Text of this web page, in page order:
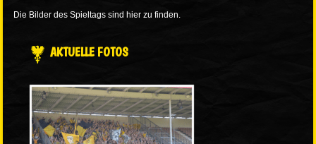
Die Bilder des Spieltags sind hier zu finden.
AKTUELLE FOTOS